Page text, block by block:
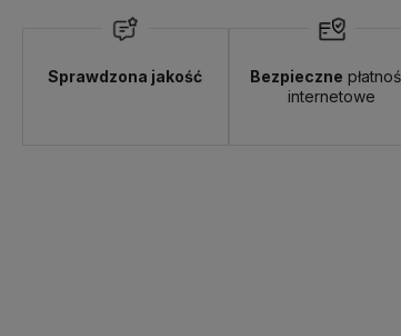
Sprawdzona jakość Bezpieczne
internetowe